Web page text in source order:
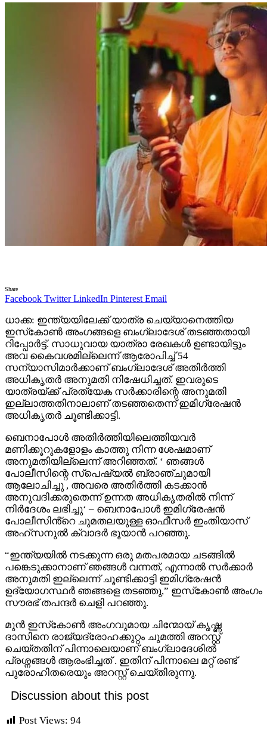
Share
Facebook Twitter LinkedIn Pinterest Email
ധാക്ക: ഇന്ത്യയിലേക്ക് യാത്ര ചെയ്യാനെത്തിയ
ഇസ്‌കോൺ അംഗങ്ങളെ ബംഗ്ലാദേശ് തടഞ്ഞതായി
റിപ്പോർട്ട്. സാധുവായ യാത്രാ രേഖകൾ ഉണ്ടായിട്ടും
അവ കൈവശമില്ലെന്ന് ആരോപിച്ച് 54
സന്യാസിമാർക്കാണ് ബംഗ്ലാദേശ് അതിർത്തി
അധികൃതർ അനുമതി നിഷേധിച്ചത്. ഇവരുടെ
യാത്രയ്ക്ക് പ്രത്യേക സർക്കാരിന്റെ അനുമതി
ഇല്ലാത്തതിനാലാണ് തടഞ്ഞതെന്ന് ഇമിഗ്രേഷൻ
അധികൃതർ ചൂണ്ടിക്കാട്ടി.
ബെനാപോൾ അതിർത്തിയിലെത്തിയവർ
മണിക്കൂറുകളോളം കാത്തു നിന്ന ശേഷമാണ്
അനുമതിയില്ലെന്ന് അറിഞ്ഞത്. ‘ ഞങ്ങൾ
പോലീസിന്റെ സ്പെഷ്യൽ ബ്രാഞ്ചുമായി
ആലോചിച്ചു , അവരെ അതിർത്തി കടക്കാൻ
അനുവദിക്കരുതെന്ന് ഉന്നത അധികൃതരിൽ നിന്ന്
നിർദേശം ലഭിച്ചു‘ – ബെനാപോൾ ഇമിഗ്രേഷൻ
പോലീസിൻ്റെ ചുമതലയുള്ള ഓഫീസർ ഇംതിയാസ്
അഹ്‌സനുൽ ക്വാദർ ഭൂയാൻ പറഞ്ഞു.
“ഇന്ത്യയിൽ നടക്കുന്ന ഒരു മതപരമായ ചടങ്ങിൽ
പങ്കെടുക്കാനാണ് ഞങ്ങൾ വന്നത്, എന്നാൽ സർക്കാർ
അനുമതി ഇല്ലെന്ന് ചൂണ്ടിക്കാട്ടി ഇമിഗ്രേഷൻ
ഉദ്യോഗസ്ഥർ ഞങ്ങളെ തടഞ്ഞു,” ഇസ്‌കോൺ അംഗം
സൗരഭ് തപന്ദർ ചെളി പറഞ്ഞു.
മുൻ ഇസ്‌കോൺ അംഗവുമായ ചിന്മോയ് കൃഷ്ണ
ദാസിനെ രാജ്യദ്രോഹക്കുറ്റം ചുമത്തി അറസ്റ്റ്
ചെയ്തതിന് പിന്നാലെയാണ് ബം​ഗ്ലാദേശിൽ
പ്രശ്നങ്ങൾ ആരംഭിച്ചത് . ഇതിന് പിന്നാലെ മറ്റ് രണ്ട്
പുരോഹിതരെയും അറസ്റ്റ് ചെയ്തിരുന്നു.
Discussion about this post
Post Views: 94